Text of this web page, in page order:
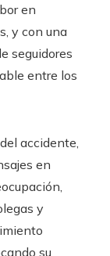
en
y con una
seguidores
entre los
accidente,
en
y
su